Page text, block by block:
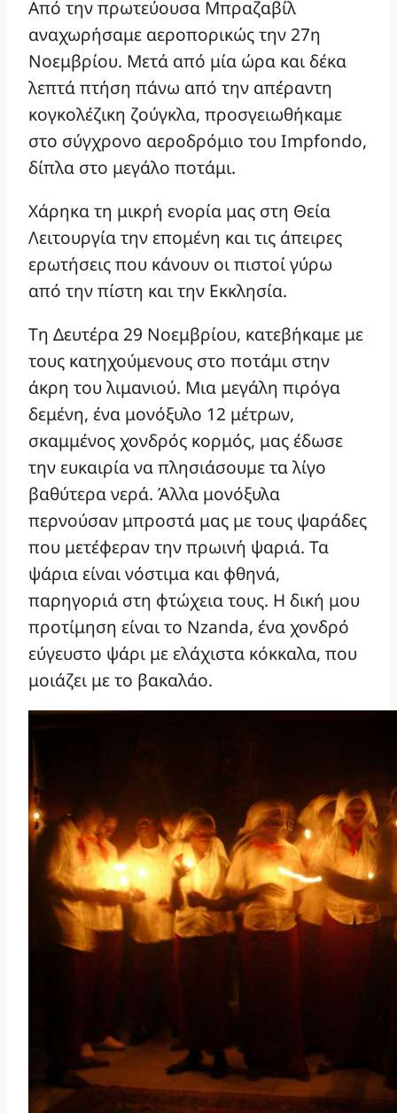
Από την πρωτεύουσα Μπραζαβίλ
αναχωρήσαμε αεροπορικώς την 27η
Νοεμβρίου. Μετά από μία ώρα και δέκα
λεπτά πτήση πάνω από την απέραντη
κογκολέζικη ζούγκλα, προσγειωθήκαμε
στο σύγχρονο αεροδρόμιο του Impfondo,
δίπλα στο μεγάλο ποτάμι.
Χάρηκα τη μικρή ενορία μας στη Θεία
Λειτουργία την επομένη και τις άπειρες
ερωτήσεις που κάνουν οι πιστοί γύρω
από την πίστη και την Εκκλησία.
Τη Δευτέρα 29 Νοεμβρίου, κατεβήκαμε με
τους κατηχούμενους στο ποτάμι στην
άκρη του λιμανιού. Μια μεγάλη πιρόγα
δεμένη, ένα μονόξυλο 12 μέτρων,
σκαμμένος χονδρός κορμός, μας έδωσε
την ευκαιρία να πλησιάσουμε τα λίγο
βαθύτερα νερά. Άλλα μονόξυλα
περνούσαν μπροστά μας με τους ψαράδες
που μετέφεραν την πρωινή ψαριά. Τα
ψάρια είναι νόστιμα και φθηνά,
παρηγοριά στη φτώχεια τους. Η δική μου
προτίμηση είναι το Nzanda, ένα χονδρό
εύγευστο ψάρι με ελάχιστα κόκκαλα, που
μοιάζει με το βακαλάο.